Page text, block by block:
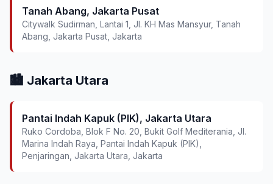
Tanah Abang, Jakarta Pusat
Citywalk Sudirman, Lantai 1, Jl. KH Mas Mansyur, Tanah
Abang, Jakarta Pusat, Jakarta
🏙️ Jakarta Utara
Pantai Indah Kapuk (PIK), Jakarta Utara
Ruko Cordoba, Blok F No. 20, Bukit Golf Mediterania, Jl.
Marina Indah Raya, Pantai Indah Kapuk (PIK),
Penjaringan, Jakarta Utara, Jakarta